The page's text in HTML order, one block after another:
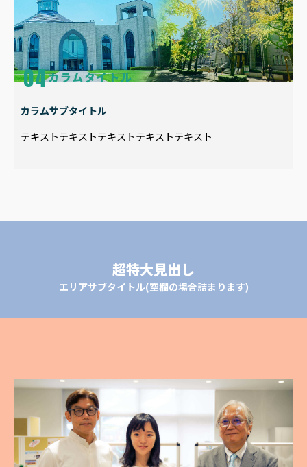
カラムタイトル
カラムサブタイトル
テキストテキストテキストテキストテキスト
超特大見出し
エリアサブタイトル(空欄の場合詰まります)